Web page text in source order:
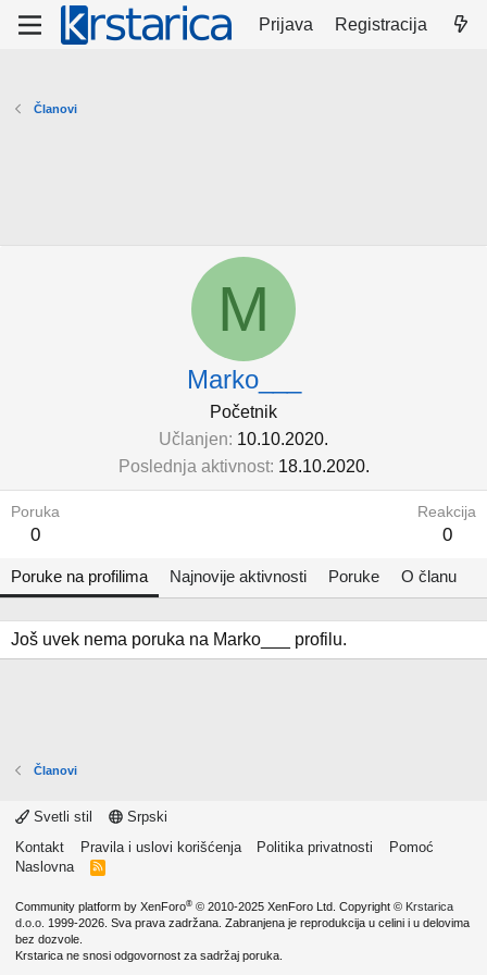
Prijava Registracija
Članovi
M
Marko___
Početnik
Učlanjen 10.10.2020.
Poslednja aktivnost 18.10.2020.
Poruka
0
Reakcija
0
Poruke na profilima Najnovije aktivnosti Poruke O članu
Još uvek nema poruka na Marko___ profilu.
Članovi
Svetli stil
Srpski
Kontakt
Pravila i uslovi korišćenja Politika privatnosti
Pomoć
Naslovna
R
Community platform by XenForo® © 2010-2025 XenForo Ltd. Copyright © Krstarica
d.o.o. 1999-2026. Sva prava zadržana. Zabranjena je reprodukcija u celini i u delovima
bez dozvole.
Krstarica ne snosi odgovornost za sadržaj poruka.